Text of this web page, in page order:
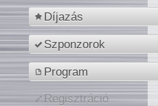
Díjazás
Szponzorok
Program
Regisztráció